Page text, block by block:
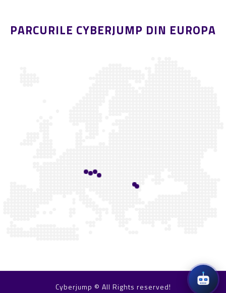
PARCURILE CYBERJUMP DIN EUROPA
Cyberjump © All Rights reserved!